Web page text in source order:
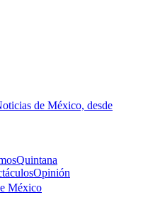
de México, desde
Quintana
Opinión
México